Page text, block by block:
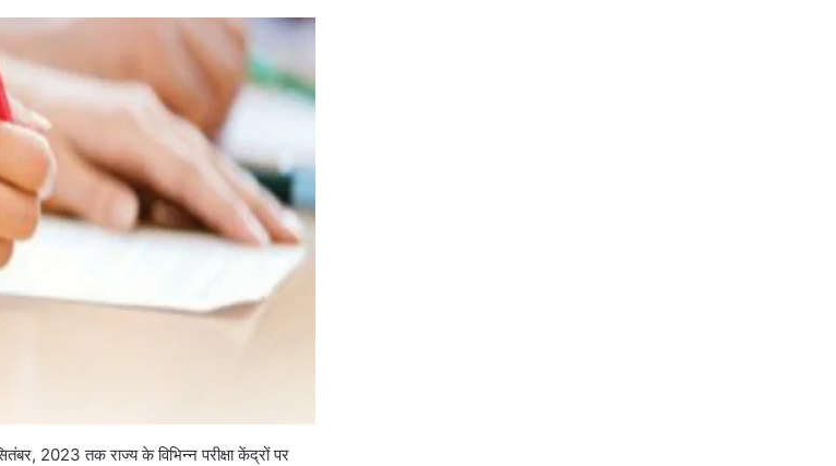
2023 तक राज्य के विभिन्न परीक्षा केंद्रों पर